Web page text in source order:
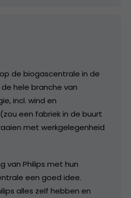
de biogascentrale in de
hele branche van
incl. wind en
een fabriek in de buurt
met werkgelegenheid
van Philips met hun
een goed idee.
alles zelf hebben en